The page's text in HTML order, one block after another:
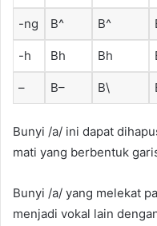
-ng B^ B^
-h Bh Bh
– B– B\
Bunyi /a/ ini dapat
mati yang berbentuk
Bunyi /a/ yang melekat
menjadi vokal lain